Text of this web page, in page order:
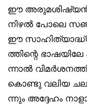
ഈ അരുമശിഷ്യൻ
നിഴൽ പോലെ
ഈ
ത്തിന്റെ
ന്നാൽ
കൊണ്ടു വലിയ
ന്നും അദ്ദേഹം